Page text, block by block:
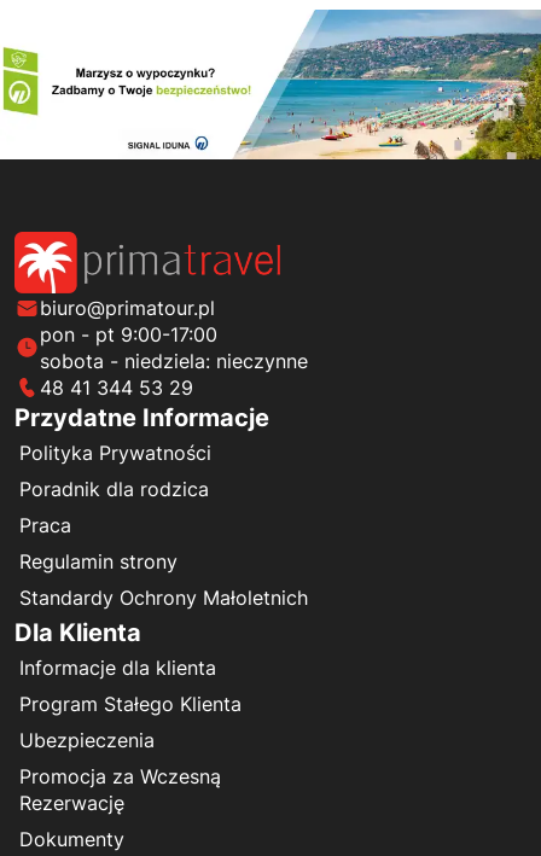
biuro@primatour.pl
pon - pt 9:00-17:00
sobota - niedziela: nieczynne
48 41 344 53 29
Przydatne Informacje
Polityka Prywatności
Poradnik dla rodzica
Praca
Regulamin strony
Standardy Ochrony Małoletnich
Dla Klienta
Informacje dla klienta
Program Stałego Klienta
Ubezpieczenia
Promocja za Wczesną
Rezerwację
Dokumenty